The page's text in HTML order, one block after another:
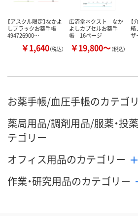
【アスクル限定】なかよ
しブラックお薬手帳
494726900…
￥1,640（税込）
広済堂ネクスト なか
よしカプセルお薬手
帳 16ページ
￥19,800～（税込）
絡
ザ
お薬手帳/血圧手帳のカテゴ
薬局用品/調剤用品/服薬・投
テゴリー
オフィス用品のカテゴリー
作業・研究用品のカテゴリー